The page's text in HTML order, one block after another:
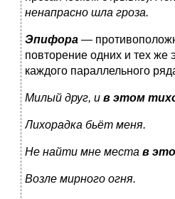
ненапрасно шла гроза.
Эпифора —
повторение одних и тех же
каждого параллельного
Милый друг, и в этом
Лихорадка бьёт меня.
Не найти мне места в
Возле мирного огня.